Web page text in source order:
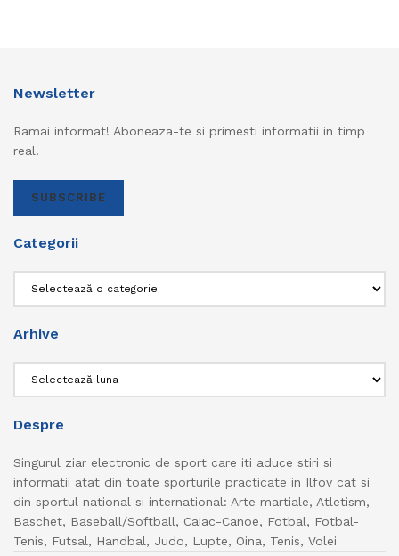
Newsletter
Ramai informat! Aboneaza-te si primesti informatii in timp
real!
SUBSCRIBE
Categorii
Arhive
Despre
Singurul ziar electronic de sport care iti aduce stiri si
informatii atat din toate sporturile practicate in Ilfov cat si
din sportul national si international: Arte martiale, Atletism,
Baschet, Baseball/Softball, Caiac-Canoe, Fotbal, Fotbal-
Tenis, Futsal, Handbal, Judo, Lupte, Oina, Tenis, Volei